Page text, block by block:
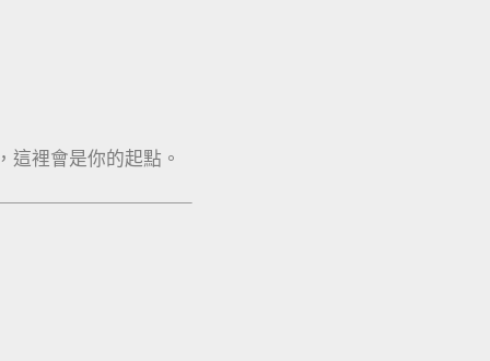
這裡會是你的起點。